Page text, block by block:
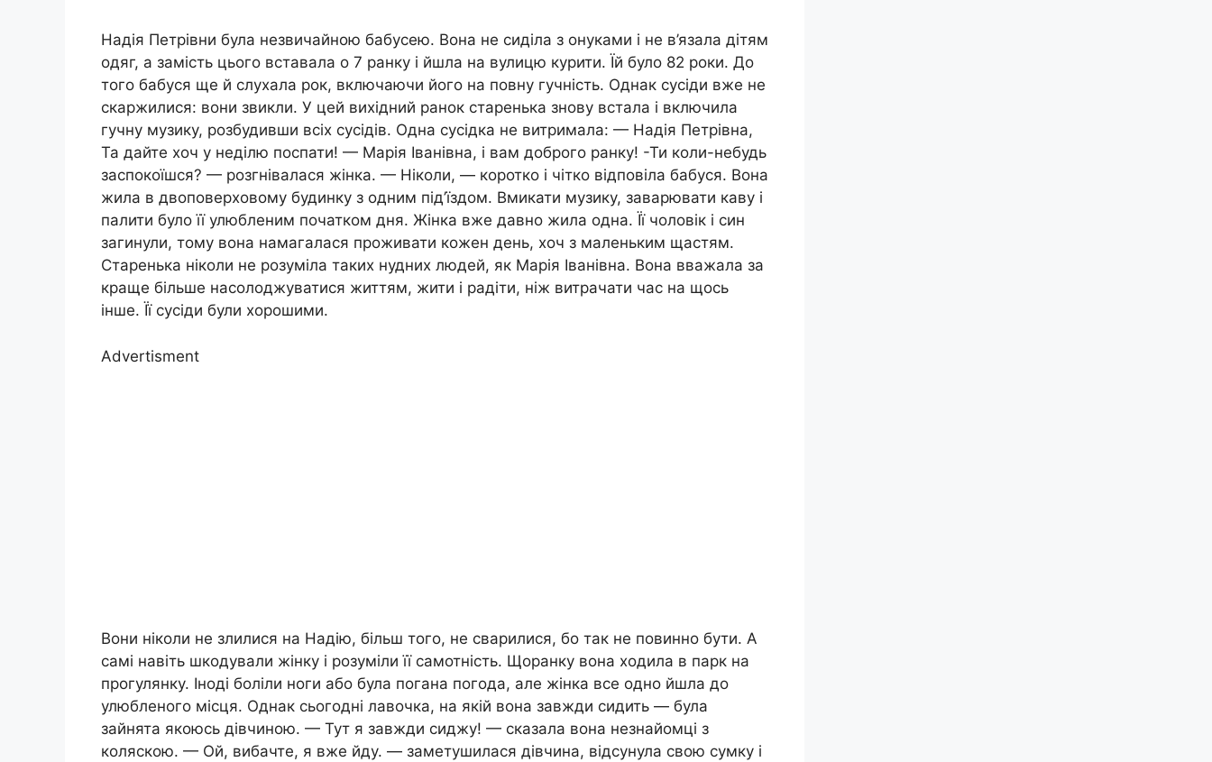
Надія Петрівни була незвичайною бабусею. Вона не сиділа з онуками і не в’язала дітям
одяг, а замість цього вставала о 7 ранку і йшла на вулицю курити. Їй було 82 роки. До
того бабуся ще й слухала рок, включаючи його на повну гучність. Однак сусіди вже не
скаржилися: вони звикли. У цей вихідний ранок старенька знову встала і включила
гучну музику, розбудивши всіх сусідів. Одна сусідка не витримала: — Надія Петрівна,
Та дайте хоч у неділю поспати! — Марія Іванівна, і вам доброго ранку! -Ти коли-небудь
заспокоїшся? — розгнівалася жінка. — Ніколи, — коротко і чітко відповіла бабуся. Вона
жила в двоповерховому будинку з одним під’їздом. Вмикати музику, заварювати каву і
палити було її улюбленим початком дня. Жінка вже давно жила одна. Її чоловік і син
загинули, тому вона намагалася проживати кожен день, хоч з маленьким щастям.
Старенька ніколи не розуміла таких нудних людей, як Марія Іванівна. Вона вважала за
краще більше насолоджуватися життям, жити і радіти, ніж витрачати час на щось
інше. Її сусіди були хорошими.
Advertisment
Вони ніколи не злилися на Надію, більш того, не сварилися, бо так не повинно бути. А
самі навіть шкодували жінку і розуміли її самотність. Щоранку вона ходила в парк на
прогулянку. Іноді боліли ноги або була погана погода, але жінка все одно йшла до
улюбленого місця. Однак сьогодні лавочка, на якій вона завжди сидить — була
зайнята якоюсь дівчиною. — Тут я завжди сиджу! — сказала вона незнайомці з
коляскою. — Ой, вибачте, я вже йду. — заметушилася дівчина, відсунула свою сумку і